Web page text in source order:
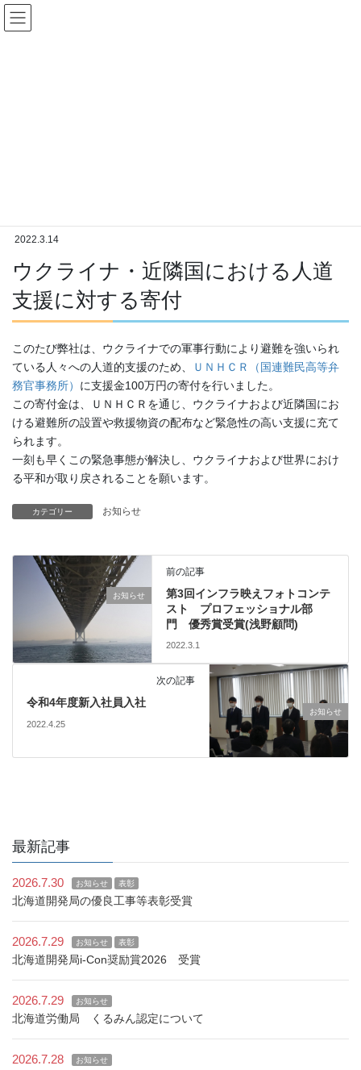
コ
ン
ナ
ビ
2022.3.14
ウクライナ・近隣国における人道
支援に対する寄付
このたび弊社は、ウクライナでの軍事⾏動により避難を強いられ
ている⼈々への人道的支援のため、
ＵＮＨＣＲ（国連難民高等弁
務官事務所） に支援金100万円の寄付を行いました。
この寄付金は、ＵＮＨＣＲを通じ、ウクライナおよび近隣国にお
ける避難所の設置や救援物資の配布など緊急性の高い支援に充て
られます。
一刻も早くこの緊急事態が解決し、ウクライナおよび世界におけ
る平和が取り戻されることを願います。
カテゴリー お知らせ
お知らせ
前の記事
第3回インフラ映えフォトコンテ
スト プロフェッショナル部
門 優秀賞受賞(浅野顧問)
2022.3.1
お知らせ
次の記事
令和4年度新入社員入社
2022.4.25
最新記事
2026.7.30 お知らせ 表彰
北海道開発局の優良工事等表彰受賞
2026.7.29 お知らせ 表彰
北海道開発局i-Con奨励賞2026 受賞
2026.7.29 お知らせ
北海道労働局 くるみん認定について
2026.7.28 お知らせ